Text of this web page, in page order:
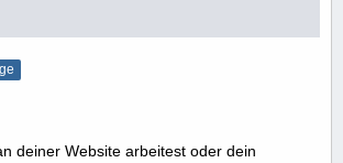
deiner Website arbeitest oder dein